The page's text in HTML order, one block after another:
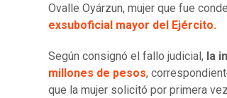
Ovalle Oyárzun, mujer que fue
exsuboficial mayor del Ejército.
Según consignó el fallo judicial, la
millones de pesos,
que la mujer solicitó por primera